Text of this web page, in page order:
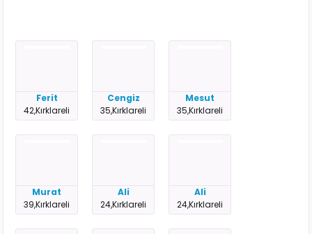
Ferit
42,Kırklareli
Cengiz
35,Kırklareli
Mesut
35,Kırklareli
Murat
39,Kırklareli
Ali
24,Kırklareli
Ali
24,Kırklareli